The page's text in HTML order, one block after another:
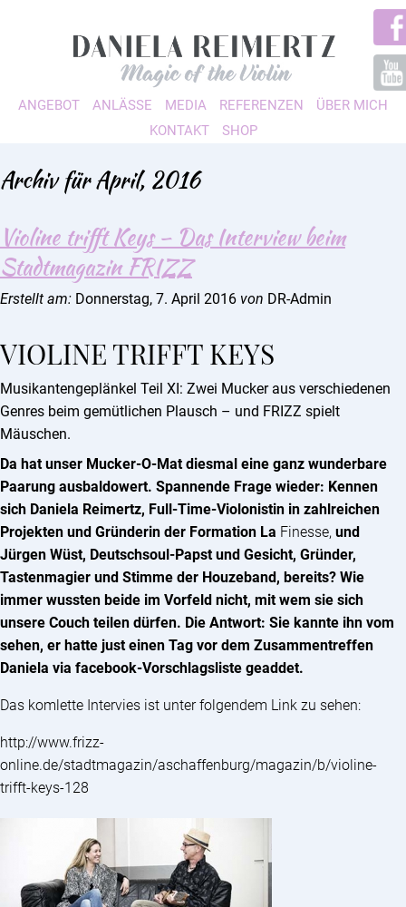
ANGEBOT ANLÄSSE MEDIA REFERENZEN
ÜBER MICH
KONTAKT
SHOP
Archiv für April, 2016
Violine trifft Keys – Das Interview beim
Stadtmagazin FRIZZ
Erstellt am: Donnerstag, 7. April 2016 von DR-Admin
VIOLINE TRIFFT KEYS
Musikantengeplänkel Teil XI: Zwei Mucker aus verschiedenen
Genres beim gemütlichen Plausch – und FRIZZ spielt
Mäuschen.
Da hat unser Mucker-O-Mat diesmal eine ganz wunderbare
Paarung ausbaldowert. Spannende Frage wieder: Kennen
sich Daniela Reimertz, Full-Time-Violonistin in zahlreichen
Projekten und Gründerin der Formation La Finesse, und
Jürgen Wüst, Deutschsoul-Papst und Gesicht, Gründer,
Tastenmagier und Stimme der Houzeband, bereits? Wie
immer wussten beide im Vorfeld nicht, mit wem sie sich
unsere Couch teilen dürfen. Die Antwort: Sie kannte ihn vom
sehen, er hatte just einen Tag vor dem Zusammentreffen
Daniela via facebook-Vorschlagsliste geaddet.
Das komlette Intervies ist unter folgendem Link zu sehen:
http://www.frizz-
online.de/stadtmagazin/aschaffenburg/magazin/b/violine-
trifft-keys-128